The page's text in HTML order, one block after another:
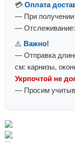
💳 Оплата
— При получении
— Отслеживание:
⚠️ Важно!
— Отправка
см: карнизы,
Укрпочтой не
— Просим